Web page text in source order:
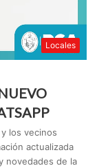
Locales
los vecinos
actualizada
novedades de la